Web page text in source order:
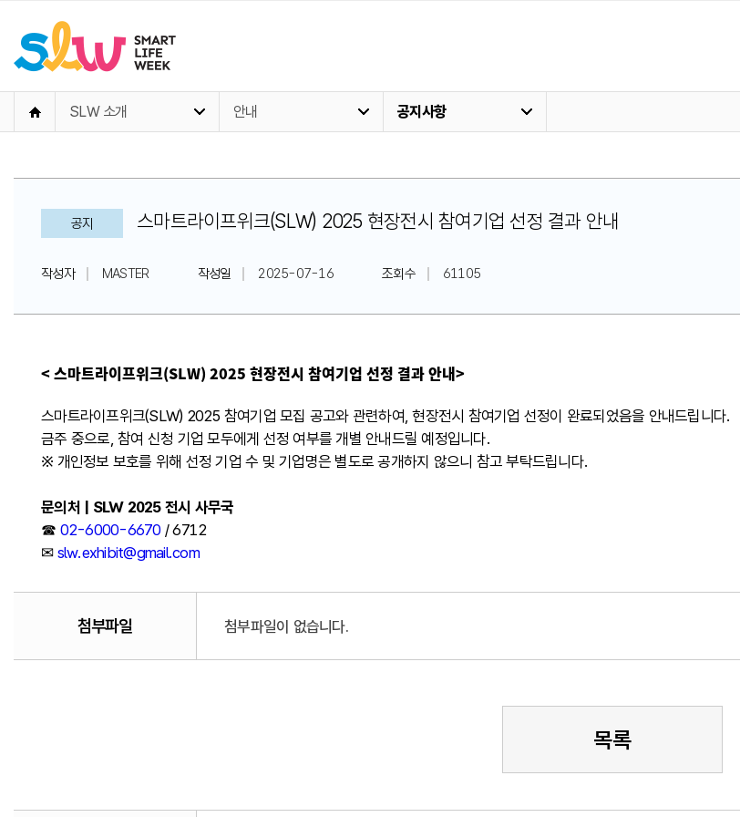
SLW 소개 안내 공지사항
공지 스마트라이프위크(SLW) 2025 현장전시 참여기업 선정 결과 안내
작성자 MASTER 작성일 2025-07-16 조회수 61105
< 스마트라이프위크(SLW) 2025 현장전시 참여기업 선정 결과 안내>
스마트라이프위크(SLW) 2025 참여기업 모집 공고와 관련하여, 현장전시 참여기업 선정이 완료되었음을 안내드립니다.
금주 중으로, 참여 신청 기업 모두에게 선정 여부를 개별 안내드릴 예정입니다.
※ 개인정보 보호를 위해 선정 기업 수 및 기업명은 별도로 공개하지 않으니 참고 부탁드립니다.
문의처 | SLW 2025 전시 사무국
☎ 02-6000-6670/ 6712
✉ slw.exhibit@gmail.com
첨부파일 첨부파일이 없습니다.
목록